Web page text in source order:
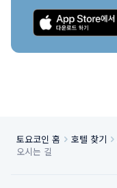
토요코인 홈 호텔 찾기
오시는 길